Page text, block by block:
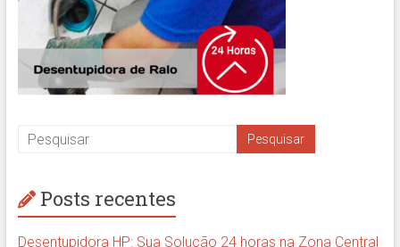
Posts recentes
Desentupidora HP: Sua Solução 24 horas na Zona Central